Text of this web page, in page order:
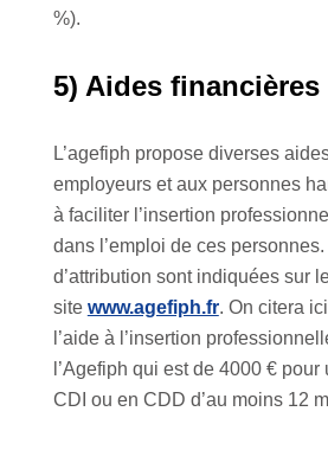
%).
5) Aides financières
L’agefiph propose diverses
employeurs et aux personnes
à faciliter l’insertion
dans l’emploi de ces
d’attribution sont indiquées sur
site www.agefiph.fr. On citera
l’aide à l’insertion
l’Agefiph qui est de 4000 €
CDI ou en CDD d’au moins 12